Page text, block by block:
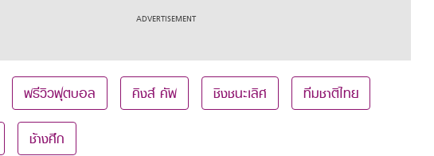
พรีวิวฟุตบอล คิงส์ คัพ ชิงชนะเลิศ ทีมชาติไทย
ช้างศึก